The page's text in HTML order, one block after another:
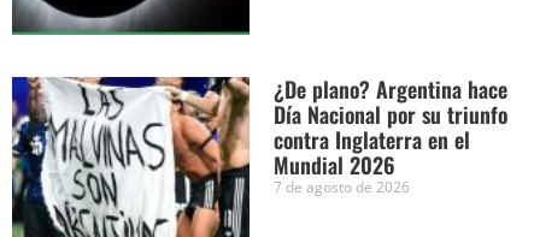
¿De plano? Argentina hace
Día Nacional por su triunfo
contra Inglaterra en el
Mundial 2026
7 de agosto de 2026